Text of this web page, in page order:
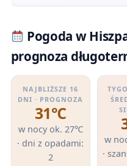
Pogoda w
prognoza
NAJBLIŻSZE 16
DNI · PROGNOZA
31℃
w nocy ok. 27℃
· dni z opadami:
2
w
·